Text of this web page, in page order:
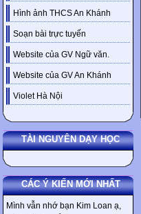
Hình ảnh THCS An Khánh
Soạn bài trực tuyến
Website của GV Ngữ văn.
Website của GV An Khánh
Violet Hà Nội
TÀI NGUYÊN DẠY HỌC
CÁC Ý KIẾN MỚI NHẤT
Mình vẫn nhớ bạn Kim Loan ạ,